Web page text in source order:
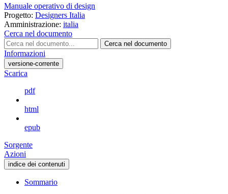
Manuale operativo di design
Progetto: Designers Italia
Amministrazione: italia
Cerca nel documento
Cerca nel documento
Informazioni
versione-corrente
Scarica
pdf
html
epub
Sorgente
Azioni
indice dei contenuti
Sommario